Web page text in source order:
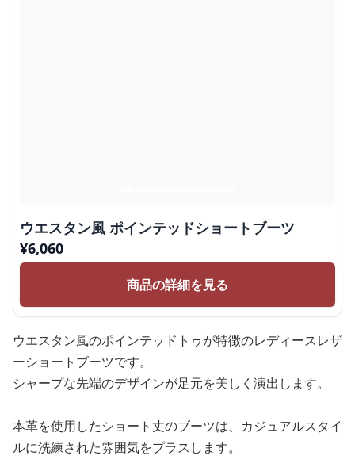
ウエスタン風 ポインテッドショートブーツ
¥6,060
商品の詳細を見る
ウエスタン風のポインテッドトゥが特徴のレディースレザ
ーショートブーツです。
シャープな先端のデザインが足元を美しく演出します。
本革を使用したショート丈のブーツは、カジュアルスタイ
ルに洗練された雰囲気をプラスします。